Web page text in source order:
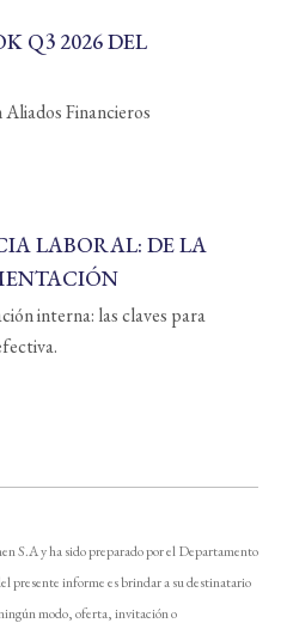
Q3 2026 DEL
Financieros
LABORAL: DE LA
interna: las claves para
S.A y ha sido preparado por el Departamento
presente informe es brindar a su destinatario
modo, oferta, invitación o